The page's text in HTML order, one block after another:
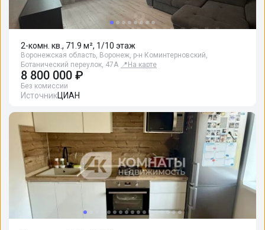
2-комн. кв., 71.9 м², 1/10 этаж
Воронежская область, Воронеж, р-н Коминтерновский,
Ботанический переулок, 47А 📍 На карте
8 800 000 ₽
Без комиссии
ИсточникЦИАН